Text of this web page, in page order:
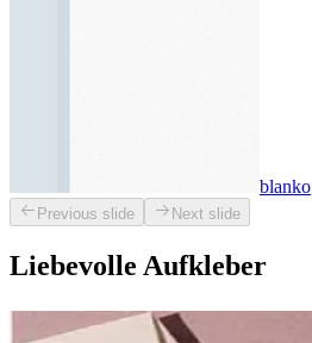
blanko
Previous slide Next slide
Liebevolle Aufkleber